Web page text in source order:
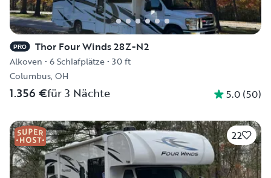
PRO Thor Four Winds 28Z-N2
Alkoven • 6 Schlafplätze• 30 ft
Columbus, OH
1.356 €für 3 Nächte 5.0 (50)
22